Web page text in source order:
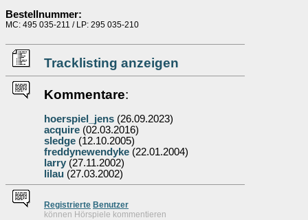
Bestellnummer:
MC: 495 035-211 / LP: 295 035-210
Tracklisting anzeigen
Kommentare:
hoerspiel_jens (26.09.2023)
acquire (02.03.2016)
sledge (12.10.2005)
freddynewendyke (22.01.2004)
larry (27.11.2002)
lilau (27.03.2002)
Registrierte Benutzer
können Hörspiele kommentieren